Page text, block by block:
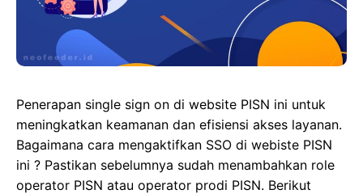
n
r
Penerapan single sign on di website PISN ini untuk
meningkatkan keamanan dan efisiensi akses layanan.
Bagaimana cara mengaktifkan SSO di webiste PISN
ini ? Pastikan sebelumnya sudah menambahkan role
operator PISN atau operator prodi PISN. Berikut